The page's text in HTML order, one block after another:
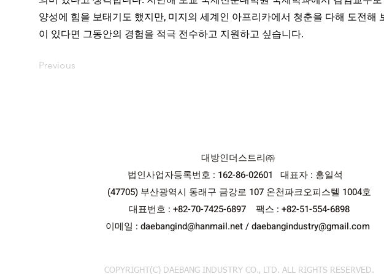
양성에 힘을 보태기도 했지만, 미지의 세계인 아프리카에서 청춘을 다해 도전해
이 있다면 그동안의 경험을 적극 전수하고 지원하고 싶습니다.
Previous
대방인더스트리㈜
법인사업자등록번호 : 162-86-02601 ​ 대표자 : 홍일석
(47705) 부산광역시 동래구 금강로 107 온천파크오피스텔 1004호
대표번호 : +82-70-7425-6897 팩스 : +82-51-554-6898
이메일 : daebangind@hanmail.net /daebangindustry@gmail.com
COPYRIGHT(C) DAEBANG INDUSTRY CO., LTD. ALL RIGHTS RESERVED.